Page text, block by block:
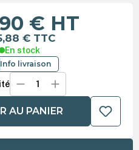
€ HT
€ TTC
En stock
Info livraison
AU PANIER